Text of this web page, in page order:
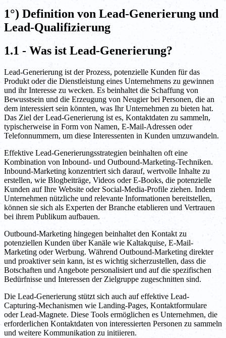
1°) Definition von Lead-Generierung und
Lead-Qualifizierung
1.1 - Was ist Lead-Generierung?
Lead-Generierung ist der Prozess, potenzielle Kunden für das
Produkt oder die Dienstleistung eines Unternehmens zu gewinnen
und ihr Interesse zu wecken. Es beinhaltet die Schaffung von
Bewusstsein und die Erzeugung von Neugier bei Personen, die an
dem interessiert sein könnten, was Ihr Unternehmen zu bieten hat.
Das Ziel der Lead-Generierung ist es, Kontaktdaten zu sammeln,
typischerweise in Form von Namen, E-Mail-Adressen oder
Telefonnummern, um diese Interessenten in Kunden umzuwandeln.
Effektive Lead-Generierungsstrategien beinhalten oft eine
Kombination von Inbound- und Outbound-Marketing-Techniken.
Inbound-Marketing konzentriert sich darauf, wertvolle Inhalte zu
erstellen, wie Blogbeiträge, Videos oder E-Books, die potenzielle
Kunden auf Ihre Website oder Social-Media-Profile ziehen. Indem
Unternehmen nützliche und relevante Informationen bereitstellen,
können sie sich als Experten der Branche etablieren und Vertrauen
bei ihrem Publikum aufbauen.
Outbound-Marketing hingegen beinhaltet den Kontakt zu
potenziellen Kunden über Kanäle wie Kaltakquise, E-Mail-
Marketing oder Werbung. Während Outbound-Marketing direkter
und proaktiver sein kann, ist es wichtig sicherzustellen, dass die
Botschaften und Angebote personalisiert und auf die spezifischen
Bedürfnisse und Interessen der Zielgruppe zugeschnitten sind.
Die Lead-Generierung stützt sich auch auf effektive Lead-
Capturing-Mechanismen wie Landing-Pages, Kontaktformulare
oder Lead-Magnete. Diese Tools ermöglichen es Unternehmen, die
erforderlichen Kontaktdaten von interessierten Personen zu sammeln
und weitere Kommunikation zu initiieren.